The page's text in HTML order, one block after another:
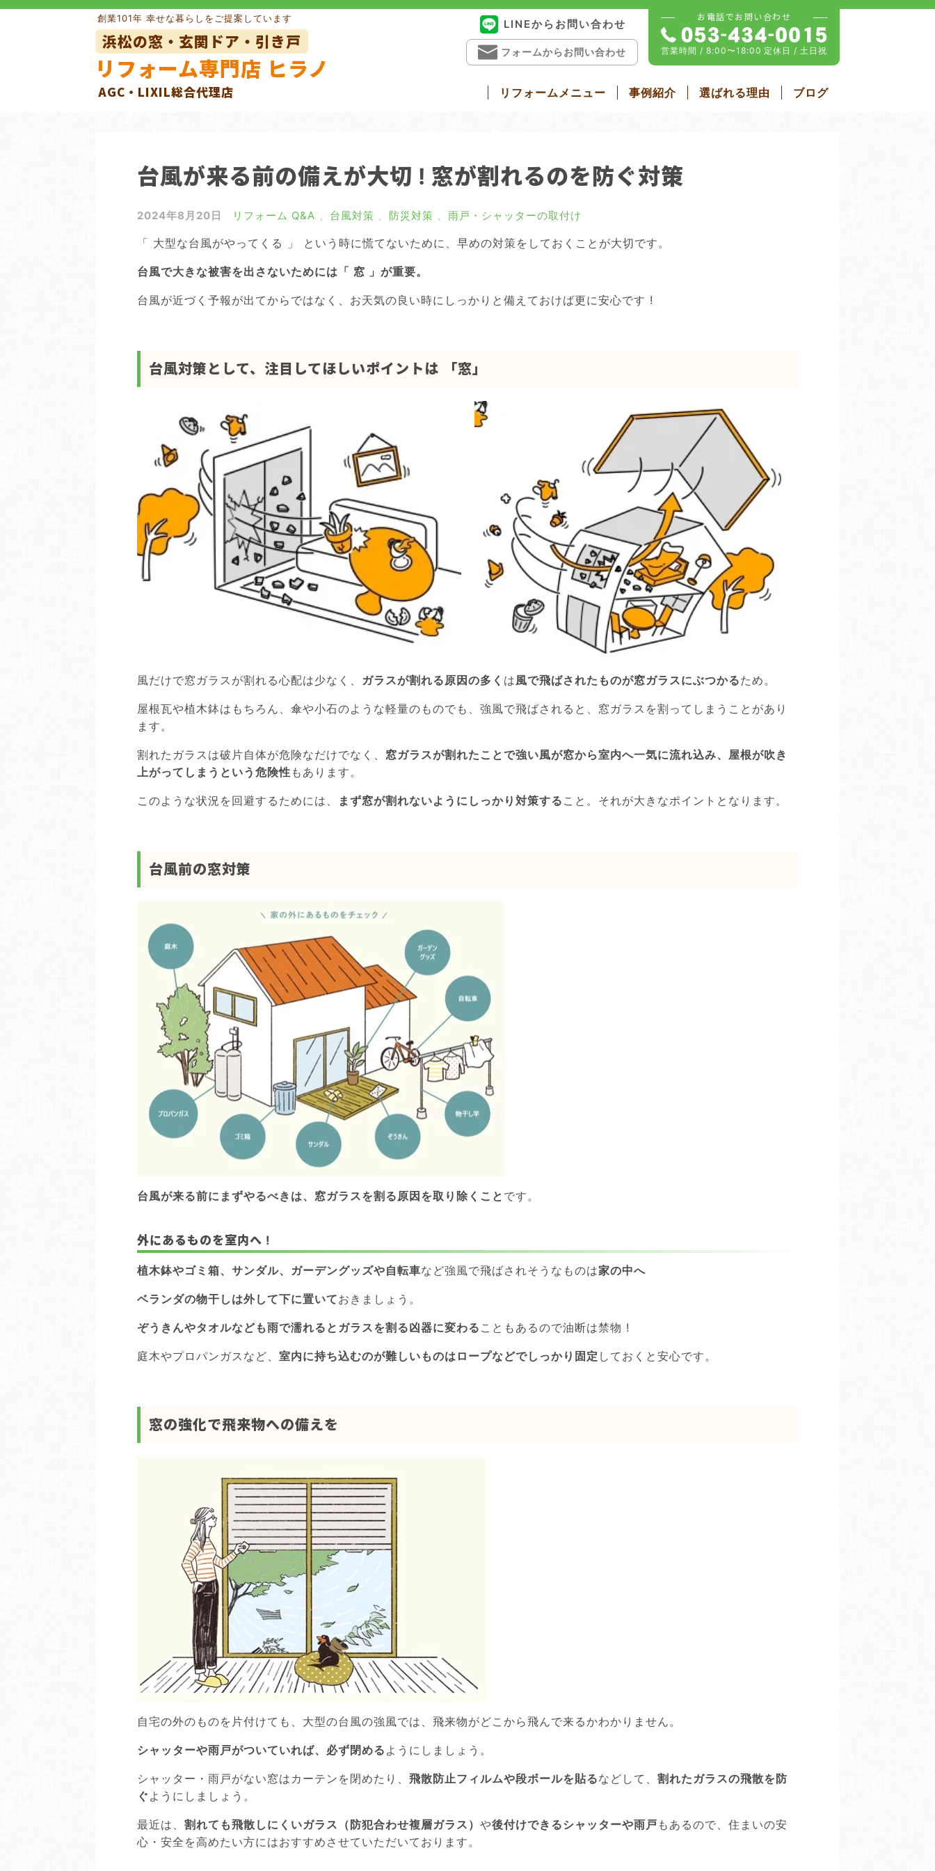
Skip
創業101年 幸せな暮らしをご提案しています
浜松の窓・玄関ドア・引き戸
リフォーム専門店 ヒラノ
AGC・LIXIL総合代理店 リフォームメニュー 事例紹介 選ばれる理由 ブログ
LINEからお問い合わせ
フォームからお問い合わせ
お電話でお問い合わせ
営業時間 / 8:00〜18:00 定休日 / 土日祝
外壁リフォーム
台風が来る前の備えが大切 ! 窓が割れるのを防ぐ対策
2024年8月20日 リフォーム Q&A 、 台風対策 、 防災対策 、 雨戸・シャッターの取付け
「 大型な台風がやってくる 」 という時に慌てないために、早めの対策をしておくことが大切です。
台風で大きな被害を出さないためには「 窓 」が重要。
台風が近づく予報が出てからではなく、お天気の良い時にしっかりと備えておけば更に安心です !
台風対策として、注目してほしいポイントは 「窓」
風だけで窓ガラスが割れる心配は少なく、 ガラスが割れる原因の多く は 風で飛ばされたものが窓ガラスにぶつかるため。
屋根瓦や植木鉢はもちろん、傘や小石のような軽量のものでも、強風で飛ばされると、窓ガラスを割ってしまうことがあり
ます。
割れたガラスは破片自体が危険なだけでなく、 窓ガラスが割れたことで強い風が窓から室内へ一気に流れ込み、屋根が吹き
上がってしまうという危険性 もあります。
このような状況を回避するためには、 まず窓が割れないようにしっかり対策する こと。それが大きなポイントとなります。
台風前の窓対策
台風が来る前にまずやるべきは、窓ガラスを割る原因を取り除くこと です。
外にあるものを室内へ !
植木鉢やゴミ箱、サンダル、ガーデングッズや自転車など強風で飛ばされそうなものは家の中へ
ベランダの物干しは外して下に置いておきましょう。
ぞうきんやタオルなども雨で濡れるとガラスを割る凶器に変わる こともあるので油断は禁物 !
庭木やプロパンガスなど、 室内に持ち込むのが難しいものはロープなどでしっかり固定 しておくと安心です。
窓の強化で飛来物への備えを
自宅の外のものを片付けても、大型の台風の強風では、飛来物がどこから飛んで来るかわかりません。
シャッターや雨戸がついていれば、必ず閉める ようにしましょう。
シャッター・雨戸がない窓はカーテンを閉めたり、 飛散防止フィルムや段ボールを貼るなどして、 割れたガラスの飛散を防
ぐ ようにしましょう。
最近は、 割れても飛散しにくいガラス（防犯合わせ複層ガラス） や後付けできるシャッターや雨戸 もあるので、住まいの安
心・安全を高めたい方にはおすすめさせていただいております。